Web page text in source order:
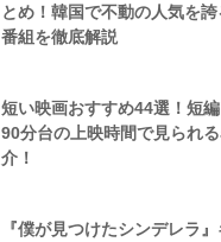
とめ！韓国で不動の人気を
番組を徹底解説
短い映画おすすめ44選！短
90分台の上映時間で見られ
介！
『僕が見つけたシンデレラ